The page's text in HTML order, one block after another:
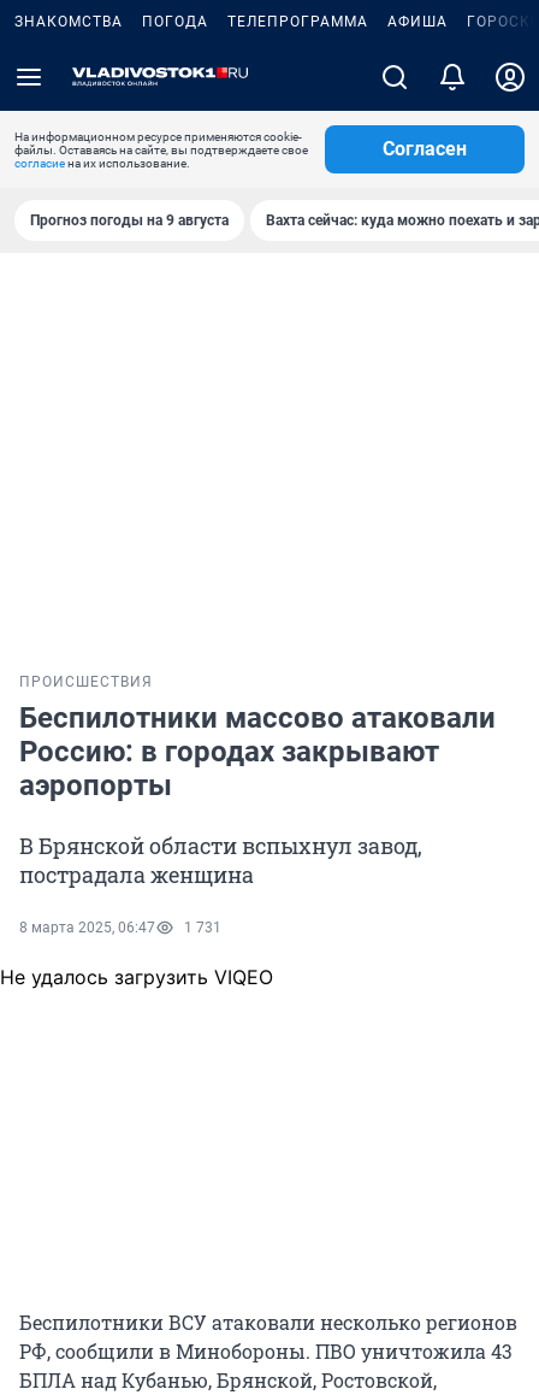
ЗНАКОМСТВА ПОГОДА ТЕЛЕПРОГРАММА АФИША
На информационном ресурсе применяются cookie-
файлы. Оставаясь на сайте, вы подтверждаете свое
согласиена их использование.
Согласен
Прогноз погоды на 9 августа Вахта сейчас: куда можно поехать и
ПРОИСШЕСТВИЯ
Беспилотники массово атаковали
Россию: в городах закрывают
аэропорты
В Брянской области вспыхнул завод,
пострадала женщина
8 марта 2025, 06:47 1 731
Не удалось загрузить VIQEO
Беспилотники ВСУ атаковали несколько регионов
РФ, сообщили в Минобороны. ПВО уничтожила 43
БПЛА над Кубанью, Брянской, Ростовской,